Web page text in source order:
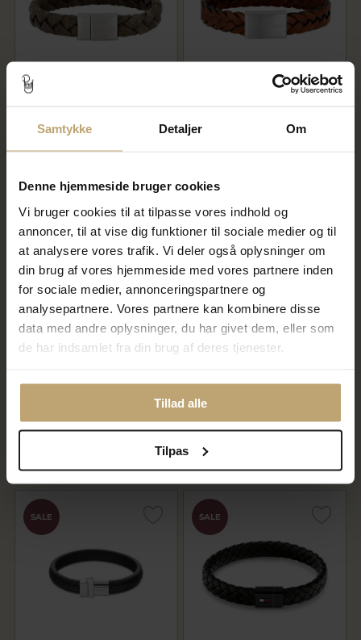
Samtykke Detaljer Om
Denne hjemmeside bruger cookies
Vi bruger cookies til at tilpasse vores indhold og
annoncer, til at vise dig funktioner til sociale medier og til
at analysere vores trafik. Vi deler også oplysninger om
din brug af vores hjemmeside med vores partnere inden
for sociale medier, annonceringspartnere og
analysepartnere. Vores partnere kan kombinere disse
data med andre oplysninger, du har givet dem, eller som
de har indsamlet fra din brug af deres tjenester.
Tillad alle
Tilpas
395,00 kr
316,00 kr
På lager
360,00 kr
På lager
SALE
360,00 kr
SALE
stållås 21,5 cm
479,20 kr
SALE SALE